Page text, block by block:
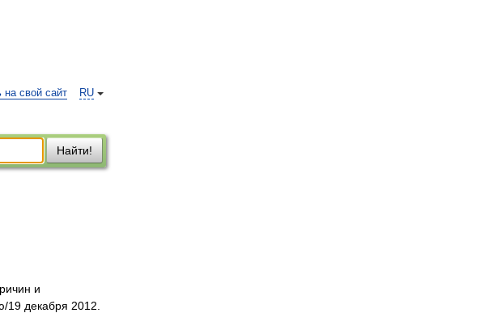
RU
на свой сайт
Найти!
и
19 декабря 2012.